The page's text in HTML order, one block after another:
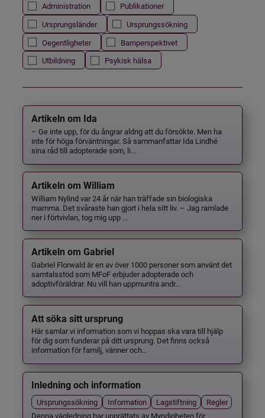
Administration
Publikationer
Ursprungsländer
Ursprungssökning
Oegentligheter
Barnperspektivet
Utbildning
Psykisk hälsa
Artikeln om Ida
– Ge inte upp, för du ångrar aldrig att du försökte. Men ha
inte för höga förväntningar. Så sammanfattar Ida Lindhé
sina råd till adopterade som, li...
Artikeln om William
William Nylind var 24 år när han träffade sin biologiska
mamma. Det svåraste han gjort i hela sitt liv. – Jag ramlade
ner i förtvivlan, tog mig upp ...
Artikeln om Gabriel
Gabriel Florwald är en av över 1000 personer som använt det
samtalsstöd som MFoF erbjuder adopterade och
adoptivföräldrar. Nu vill han uppmuntra andr...
Att söka sitt ursprung
Här samlar vi information som vi hoppas ska vara till hjälp
för dig som funderar på ditt ursprung. Det finns också
information för familj, vänner och...
Inledning och information
Ursprungssökning Information Lagstiftning
Regler
Denna vägledning har upprättats av Myndigheten för